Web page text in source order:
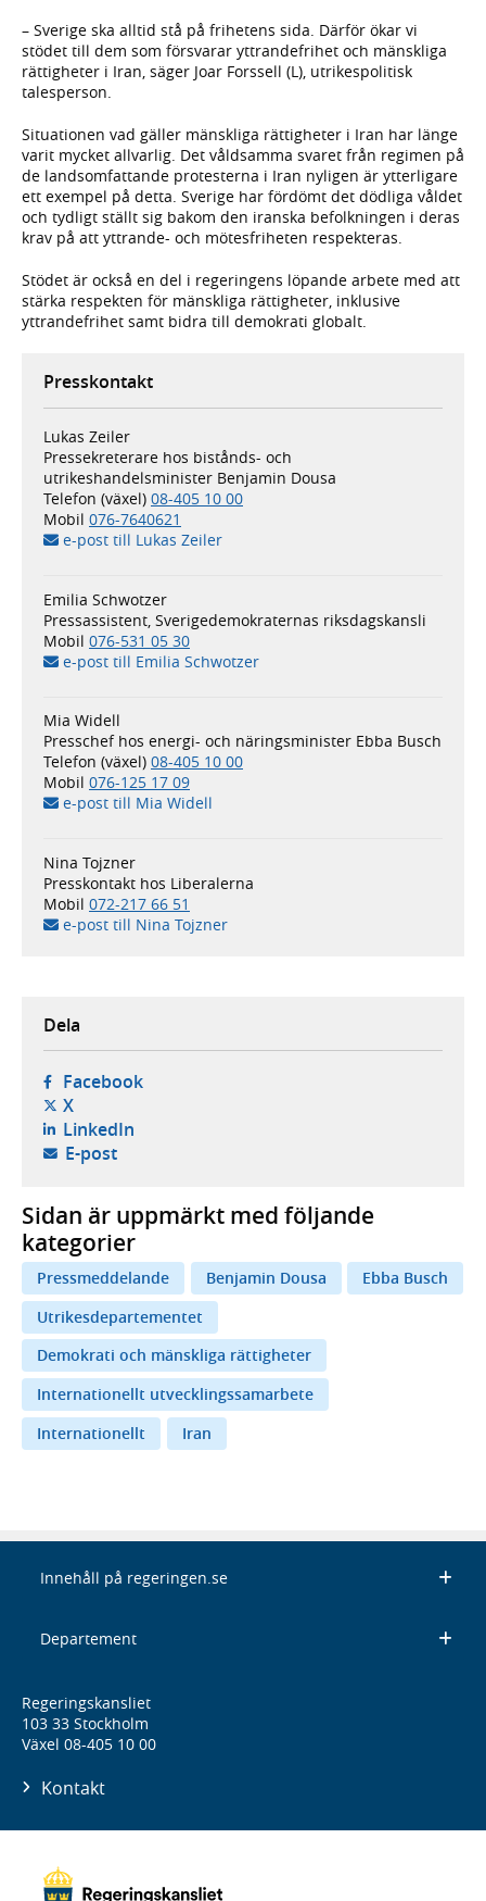
– Sverige ska alltid stå på frihetens sida. Därför ökar vi
stödet till dem som försvarar yttrandefrihet och mänskliga
rättigheter i Iran, säger Joar Forssell (L), utrikespolitisk
talesperson.
Situationen vad gäller mänskliga rättigheter i Iran har länge
varit mycket allvarlig. Det våldsamma svaret från regimen på
de landsomfattande protesterna i Iran nyligen är ytterligare
ett exempel på detta. Sverige har fördömt det dödliga våldet
och tydligt ställt sig bakom den iranska befolkningen i deras
krav på att yttrande- och mötesfriheten respekteras.
Stödet är också en del i regeringens löpande arbete med att
stärka respekten för mänskliga rättigheter, inklusive
yttrandefrihet samt bidra till demokrati globalt.
Presskontakt
Lukas Zeiler
Pressekreterare hos bistånds- och
utrikeshandelsminister Benjamin Dousa
Telefon (växel) 08-405 10 00
Mobil 076-7640621
e-post till Lukas Zeiler
Emilia Schwotzer
Pressassistent, Sverigedemokraternas riksdagskansli
Mobil 076-531 05 30
e-post till Emilia Schwotzer
Mia Widell
Presschef hos energi- och näringsminister Ebba Busch
Telefon (växel) 08-405 10 00
Mobil 076-125 17 09
e-post till Mia Widell
Nina Tojzner
Presskontakt hos Liberalerna
Mobil 072-217 66 51
e-post till Nina Tojzner
Dela
Facebook- öppnas i ny flik, extern webbplats,
X- öppnas i ny flik, extern webbplats,
LinkedIn- öppnas i ny flik, extern webbplats,
E-post- öppnar din e-postklient,
Sidan är uppmärkt med följande
kategorier
Pressmeddelande Benjamin Dousa
Ebba Busch
Utrikesdepartementet
Demokrati och mänskliga rättigheter
Internationellt utvecklingssamarbete
Internationellt
Iran
Innehåll på regeringen.se
Departement
Regeringskansliet
103 33 Stockholm
Växel 08-405 10 00
Kontakt